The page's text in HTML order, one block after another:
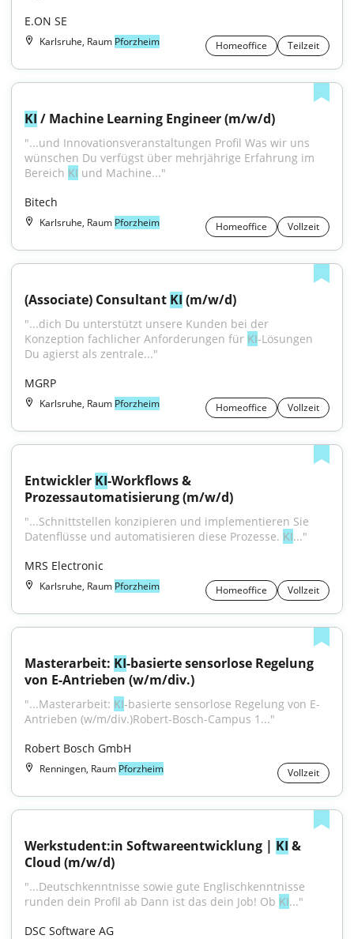
E.ON SE
Karlsruhe, Raum Pforzheim Homeoffice Teilzeit
KI / Machine Learning Engineer (m/w/d)
"...und Innovationsveranstaltungen Profil Was wir uns
wünschen Du verfügst über mehrjährige Erfahrung im
Bereich KI und Machine..."
Bitech
Karlsruhe, Raum Pforzheim Homeoffice Vollzeit
(Associate) Consultant KI (m/w/d)
"...dich Du unterstützt unsere Kunden bei der
Konzeption fachlicher Anforderungen für KI-Lösungen
Du agierst als zentrale..."
MGRP
Karlsruhe, Raum Pforzheim Homeoffice Vollzeit
Entwickler KI-Workflows &
Prozessautomatisierung (m/w/d)
"...Schnittstellen konzipieren und implementieren Sie
Datenflüsse und automatisieren diese Prozesse. KI..."
MRS Electronic
Karlsruhe, Raum Pforzheim Homeoffice Vollzeit
Masterarbeit: KI-basierte sensorlose Regelung
von E-Antrieben (w/m/div.)
"...Masterarbeit: KI-basierte sensorlose Regelung von E-
Antrieben (w/m/div.)Robert-Bosch-Campus 1..."
Robert Bosch GmbH
Renningen, Raum Pforzheim Vollzeit
Werkstudent:in Softwareentwicklung | KI &
Cloud (m/w/d)
"...Deutschkenntnisse sowie gute Englischkenntnisse
runden dein Profil ab Dann ist das dein Job! Ob KI..."
DSC Software AG